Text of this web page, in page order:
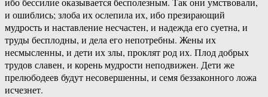
и ошиблись; злоба их ослепила их, ибо презирающий
мудрость и наставление несчастен, и надежда его суетна, и
труды бесплодны, и дела его непотребны. Жены их
несмысленны, и дети их злы, проклят род их. Плод добрых
трудов славен, и корень мудрости неподвижен. Дети же
прелюбодеев будут несовершенны, и семя беззаконного ложа
исчезнет.